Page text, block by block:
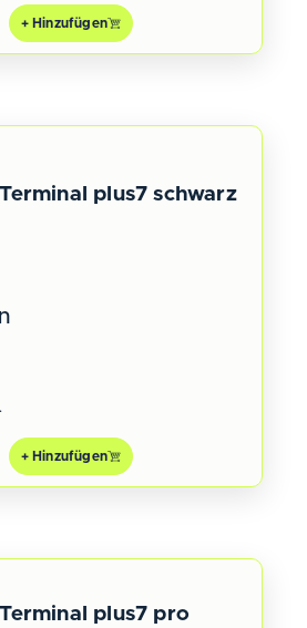
+ Hinzufügen
Terminal plus7 schwarz
+ Hinzufügen
Terminal plus7 pro